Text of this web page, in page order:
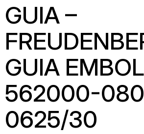
GUIA –
GUIA
562000-
0625/30